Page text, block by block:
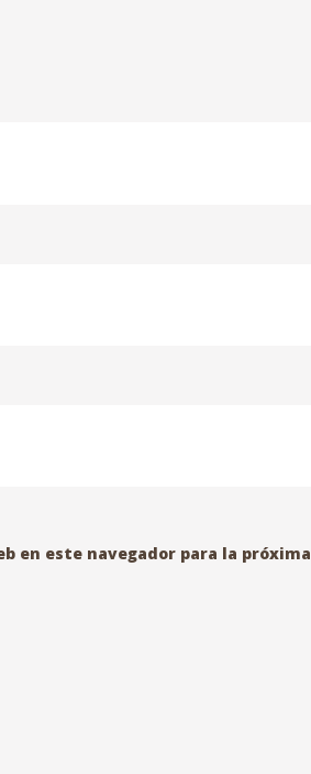
en este navegador para la